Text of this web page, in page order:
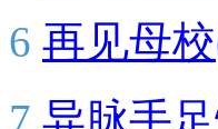
6 再见母
7 异脉手